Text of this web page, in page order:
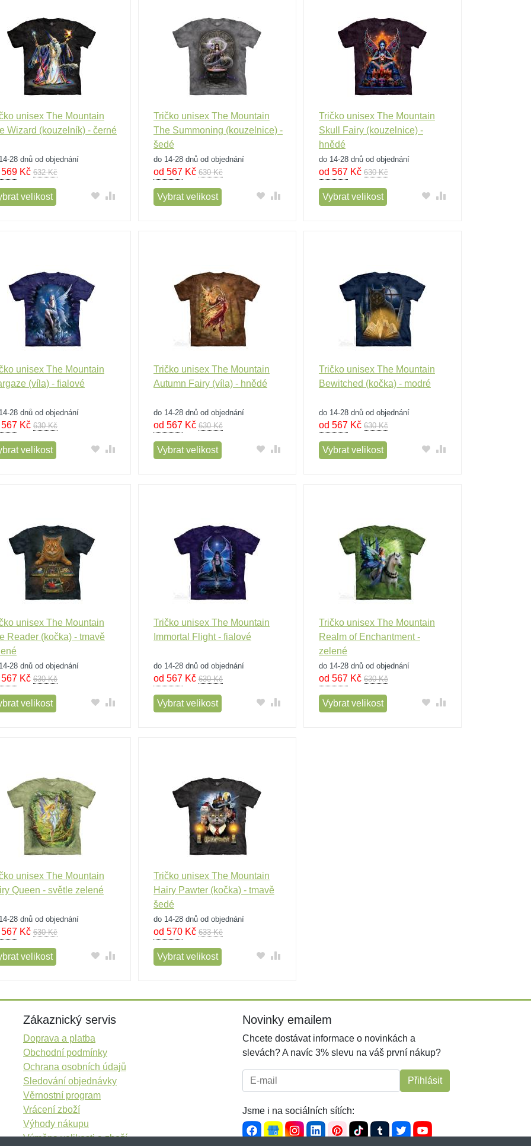
unisex The Mountain
Wizard (kouzelník) - černé
28 dnů od objednání
Kč 632 Kč
velikost
Tričko unisex The Mountain
The Summoning (kouzelnice) -
šedé
do 14-28 dnů od objednání
od 567Kč 630 Kč
Vybrat velikost
Tričko unisex The Mountain
Skull Fairy (kouzelnice) -
hnědé
do 14-28 dnů od objednání
od 567Kč 630 Kč
Vybrat velikost
unisex The Mountain
(víla) - fialové
28 dnů od objednání
Kč 630 Kč
velikost
Tričko unisex The Mountain
Autumn Fairy (víla) - hnědé
do 14-28 dnů od objednání
od 567Kč 630 Kč
Vybrat velikost
Tričko unisex The Mountain
Bewitched (kočka) - modré
do 14-28 dnů od objednání
od 567Kč 630 Kč
Vybrat velikost
unisex The Mountain
Reader (kočka) - tmavě
28 dnů od objednání
Kč 630 Kč
velikost
Tričko unisex The Mountain
Immortal Flight - fialové
do 14-28 dnů od objednání
od 567Kč 630 Kč
Vybrat velikost
Tričko unisex The Mountain
Realm of Enchantment -
zelené
do 14-28 dnů od objednání
od 567Kč 630 Kč
Vybrat velikost
unisex The Mountain
Queen - světle zelené
28 dnů od objednání
Kč 630 Kč
velikost
Tričko unisex The Mountain
Hairy Pawter (kočka) - tmavě
šedé
do 14-28 dnů od objednání
od 570Kč 633 Kč
Vybrat velikost
Zákaznický servis
Doprava a platba
Obchodní podmínky
Ochrana osobních údajů
Sledování objednávky
Věrnostní program
Vrácení zboží
Výhody nákupu
Výměna velikosti a zboží
Novinky emailem
Chcete dostávat informace o novinkách a
slevách? A navíc 3% slevu na váš první nákup?
E-mail: Přihlásit
Jsme i na sociálních sítích: